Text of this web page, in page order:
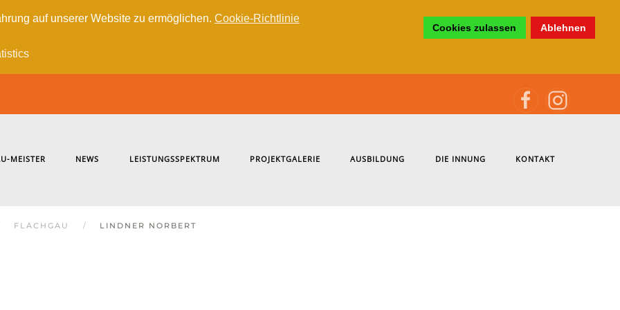
auf unserer Website zu ermöglichen. Cookie-Richtlinie
Cookies zulassen Ablehnen
MEISTER NEWS LEISTUNGSSPEKTRUM PROJEKTGALERIE AUSBILDUNG DIE INNUNG KONTAKT
FLACHGAU LINDNER NORBERT